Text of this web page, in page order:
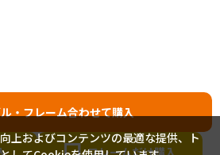
扱いやすいパネルです。【
・フレーム合わせて購入
フレームだけ購入
上およびコンテンツの最適な提供、ト